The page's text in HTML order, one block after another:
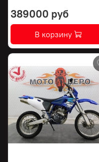
389000 руб
В корзину